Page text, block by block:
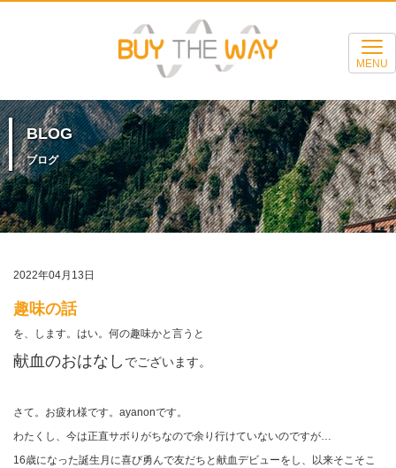
MENU
BLOG
ブログ
2022年04月13日
趣味の話
を、します。はい。何の趣味かと言うと
献血のおはなし でございます。
さて。お疲れ様です。ayanonです。
わたくし、今は正直サボりがちなので余り行けていないのですが…
16歳になった誕生月に喜び勇んで友だちと献血デビューをし、以来そこそこ